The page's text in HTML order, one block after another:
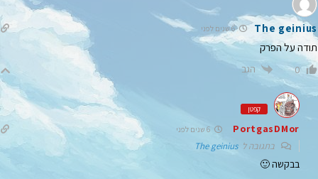
The geinius 6 שנים לפני
תודה על הפרק
0 הגב
קפטן
PortgasDMor
בתגובה לThe geinius
בבקשה 🙂